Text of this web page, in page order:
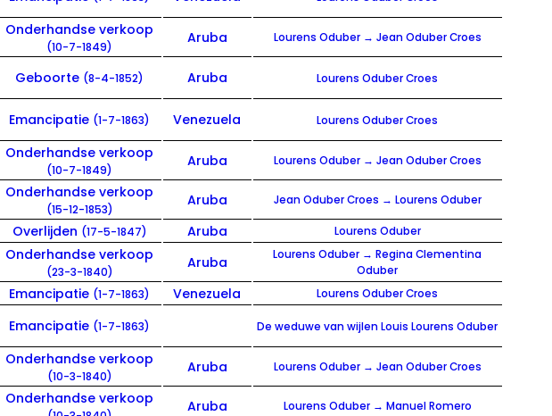
Onderhandse verkoop
(10-7-1849)
Aruba Lourens Oduber → Jean Oduber Croes
Geboorte (8-4-1852) Aruba Lourens Oduber Croes
Emancipatie (1-7-1863) Venezuela Lourens Oduber Croes
Onderhandse verkoop
(10-7-1849)
Aruba Lourens Oduber → Jean Oduber Croes
Onderhandse verkoop
(15-12-1853)
Aruba Jean Oduber Croes → Lourens Oduber
Overlijden (17-5-1847) Aruba Lourens Oduber
Onderhandse verkoop
(23-3-1840)
Aruba
Lourens Oduber → Regina Clementina
Oduber
Emancipatie (1-7-1863) Venezuela Lourens Oduber Croes
Emancipatie (1-7-1863) De weduwe van wijlen Louis Lourens Oduber
Onderhandse verkoop
(10-3-1840)
Aruba Lourens Oduber → Jean Oduber Croes
Onderhandse verkoop Aruba Lourens Oduber → Manuel Romero